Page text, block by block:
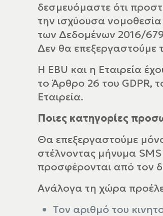
δεσμευόμαστε ότι
την ισχύουσα
των Δεδομένων 2016/
Δεν θα
Η EBU και η Εταιρεία
το Άρθρο 26 του GDPR,
Εταιρεία.
Ποιες κατηγορίες
Θα επεξεργαστούμε
στέλνοντας μήνυμα SMS
προσφέρονται από τον
Ανάλογα τη χώρα
Τον αριθμό του